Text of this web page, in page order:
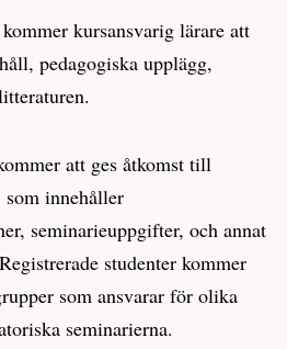
kursansvarig lärare att
pedagogiska upplägg,
att ges åtkomst till
som innehåller
seminarieuppgifter, och annat
studenter kommer
som ansvarar för olika
seminarierna.